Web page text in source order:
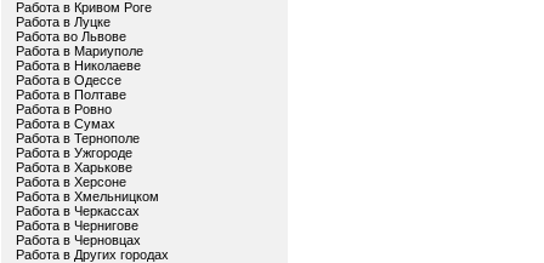
Работа в Кривом Роге
Работа в Луцке
Работа во Львове
Работа в Мариуполе
Работа в Николаеве
Работа в Одессе
Работа в Полтаве
Работа в Ровно
Работа в Сумах
Работа в Тернополе
Работа в Ужгороде
Работа в Харькове
Работа в Херсоне
Работа в Хмельницком
Работа в Черкассах
Работа в Чернигове
Работа в Черновцах
Работа в Других городах